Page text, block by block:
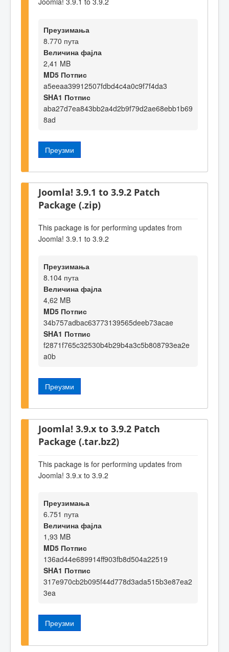
Преузимања
8.770 пута
Величина фајла
2,41 MB
MD5 Потпис
a5eeaa39912507fdbd4c4a0c9f7f4da3
SHA1 Потпис
aba27d7ea843bb2a4d2b9f79d2ae68ebb1b69
8ad
Преузми
Joomla! 3.9.1 to 3.9.2 Patch
Package (.zip)
This package is for performing updates from
Joomla! 3.9.1 to 3.9.2
Преузимања
8.104 пута
Величина фајла
4,62 MB
MD5 Потпис
34b757adbac63773139565deeb73acae
SHA1 Потпис
f2871f765c32530b4b29b4a3c5b808793ea2e
a0b
Преузми
Joomla! 3.9.x to 3.9.2 Patch
Package (.tar.bz2)
This package is for performing updates from
Joomla! 3.9.x to 3.9.2
Преузимања
6.751 пута
Величина фајла
1,93 MB
MD5 Потпис
136ad44e689914ff903fb8d504a22519
SHA1 Потпис
317e970cb2b095f44d778d3ada515b3e87ea2
3ea
Преузми